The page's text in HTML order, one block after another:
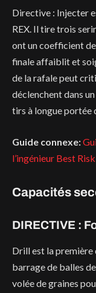
Directive : Injecter
REX. Il tire trois
ont un coefficient
finale affaiblit et
de la rafale peut
déclenchent dans
tirs à longue portée
Guide connexe:
l’ingénieur Best
Capacités
DIRECTIVE :
Drill est la première
barrage de balles
volée de graines